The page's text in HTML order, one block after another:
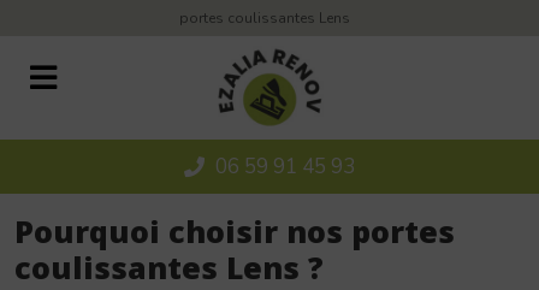
portes coulissantes Lens
06 59 91 45 93
Pourquoi choisir nos portes
coulissantes Lens ?
Panneau de gestion des cookies